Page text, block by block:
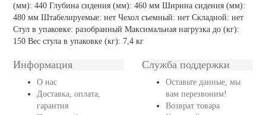
(мм): 440 Глубина сидения (мм): 460 мм Ширина сидения (мм):
480 мм Штабелируемые: нет Чехол съемный: нет Складной: нет
Стул в упаковке: разобранный Максимальная нагрузка до (кг):
150 Вес стула в упаковке (кг): 7,4 кг
Информация
О нас
Доставка, оплата,
гарантия
Служба поддержки
Оставьте данные, мы
вам перезвоним!
Возврат товара